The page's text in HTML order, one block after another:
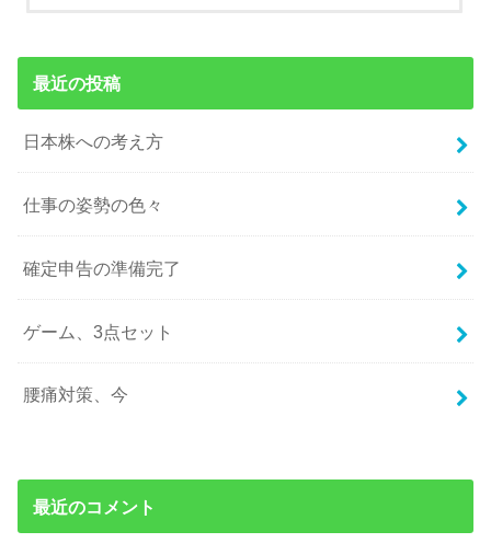
最近の投稿
日本株への考え方
仕事の姿勢の色々
確定申告の準備完了
ゲーム、3点セット
腰痛対策、今
最近のコメント